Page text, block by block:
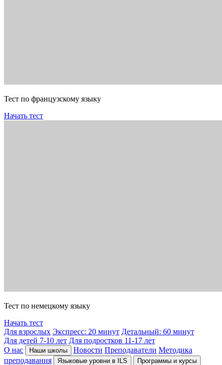
Тест по французскому языку
Начать тест
Тест по немецкому языку
Начать тест
Для взрослых Экспресс: 20 минут Детальный: 60 минут
Для детей 7-10 лет Для подростков 11-17 лет
О нас
Наши школы Новости Преподаватели Методика
преподавания
Языковые уровни в ILS Программы и курсы